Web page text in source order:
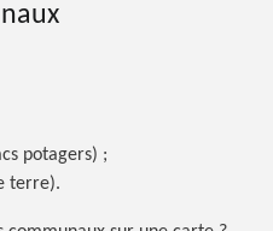
potagers) ;
terre).